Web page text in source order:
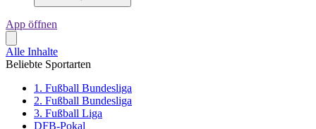
App öffnen
Alle Inhalte
Beliebte Sportarten
1. Fußball Bundesliga
2. Fußball Bundesliga
3. Fußball Liga
DFB-Pokal